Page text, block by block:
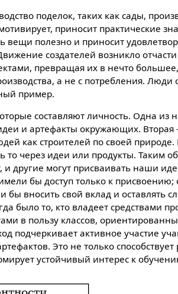
поделок, таких как сады,
приносит практические
вещи полезно и приносит
создателей возникло отчасти
превращая их в нечто
а не с потребления. Люди
пример.
составляют личность. Одна
и артефакты окружающих. Вторая
как строителей по своей
то через идеи или продукты. Таким
другие могут присваивать наши
бы доступ только к присвоению;
бы вносить свой вклад и оставлять
было то, кто владеет средствами
в пользу классов,
подчеркивает активное участие
Это не только
устойчивый интерес к